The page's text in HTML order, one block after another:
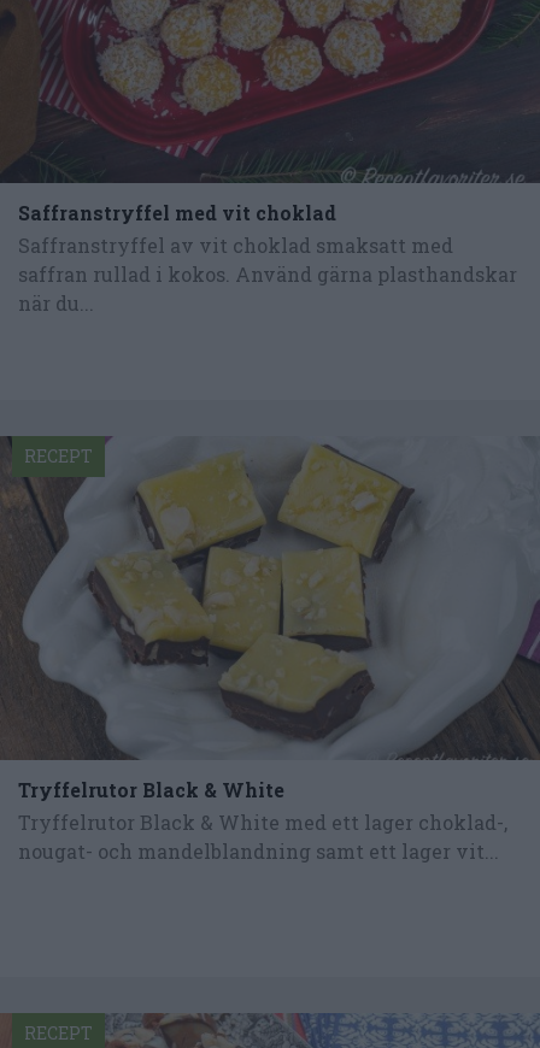
Saffranstryffel med vit choklad
Saffranstryffel av vit choklad smaksatt med
saffran rullad i kokos. Använd gärna plasthandskar
när du...
Tryffelrutor Black & White
Tryffelrutor Black & White med ett lager choklad-,
nougat- och mandelblandning samt ett lager vit...
RECEPT
RECEPT